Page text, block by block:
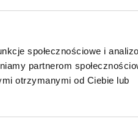
społecznościowe i
partnerom
otrzymanymi od Ciebie lub